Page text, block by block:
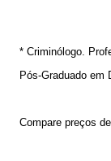
* Criminólogo.
Pós-Graduado em
Compare preços de